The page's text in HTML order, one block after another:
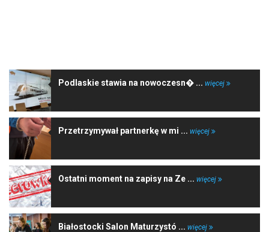
Podlaskie stawia na nowoczesn� ... więcej
Przetrzymywał partnerkę w mi ... więcej
Ostatni moment na zapisy na Ze ... więcej
Białostocki Salon Maturzystó ... więcej